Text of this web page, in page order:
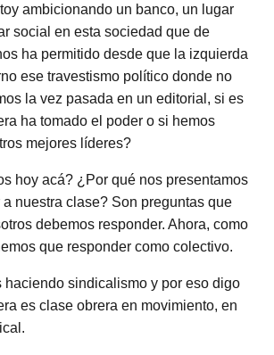
ambicionando un banco, un lugar
social en esta sociedad que de
ha permitido desde que la izquierda
ese travestismo político donde no
la vez pasada en un editorial, si es
ha tomado el poder o si hemos
mejores líderes?
hoy acá? ¿Por qué nos presentamos
a nuestra clase? Son preguntas que
debemos responder. Ahora, como
que responder como colectivo.
haciendo sindicalismo y por eso digo
es clase obrera en movimiento, en